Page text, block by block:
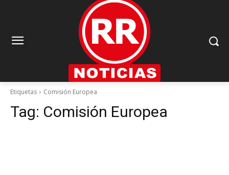
Etiquetas Comisión Europea
Tag: Comisión Europea